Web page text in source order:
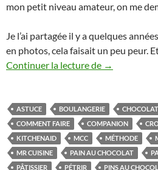
mon petit niveau amateur, on me
Je l’ai partagée il y a quelques
en photos, cela faisait un peu peur.
Continuer la lecture de Pains au
→
ASTUCE BOULANGERIE
COMMENT FAIRE
COMPANION
KITCHENAID
MCC MÉTHODE
MR CUISINE
PAIN AU CHOCOLAT
PÂTISSIER
PÉTRIR PINS AU